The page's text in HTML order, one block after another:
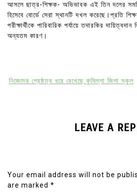
আসলে ছাত্র-শিক্ষক- অভিভাবক এই তিন দলের
হিসেবে বোর্ডে সেরা স্থানটি দখল করেছে।প্রতি
পরীক্ষার্থীকে পারিবারিক পর্যায়ে তদারকির
অন্যতম কারণ।
নিজেদের শ্রেষ্ঠত্ব ধরে রেখেছে কুমিল্লা জিলা স্কুল
LEAVE A
Your email address will not be
are marked *